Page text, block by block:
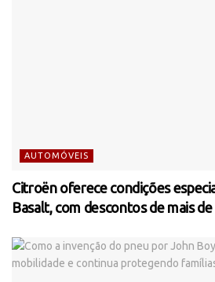
AUTOMÓVEIS
Citroën oferece condições
Basalt, com descontos de mais